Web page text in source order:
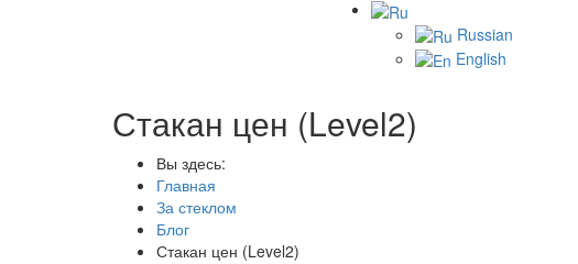
Russian
English
Стакан цен (Level2)
Вы здесь:
Главная
За стеклом
Блог
Стакан цен (Level2)